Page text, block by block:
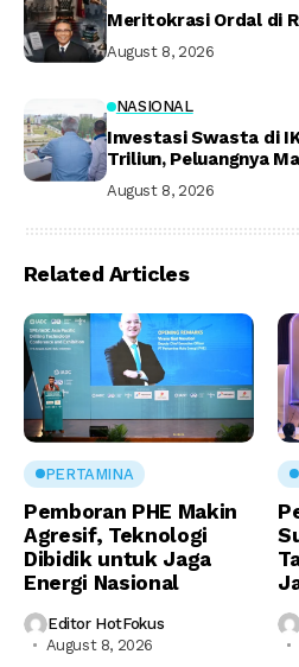
Meritokrasi Ordal di
August 8, 2026
NASIONAL
Investasi Swasta di
Triliun, Peluangnya
August 8, 2026
Related Articles
PERTAMINA
Pemboran PHE Makin
Agresif, Teknologi
Dibidik untuk Jaga
Energi Nasional
Editor HotFokus
August 8, 2026